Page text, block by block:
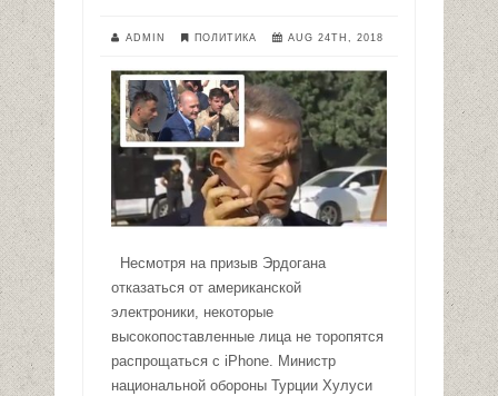
ADMIN ПОЛИТИКА AUG 24TH, 2018
Несмотря на призыв Эрдогана
отказаться от американской
электроники, некоторые
высокопоставленные лица не торопятся
распрощаться с iPhone. Министр
национальной обороны Турции Хулуси